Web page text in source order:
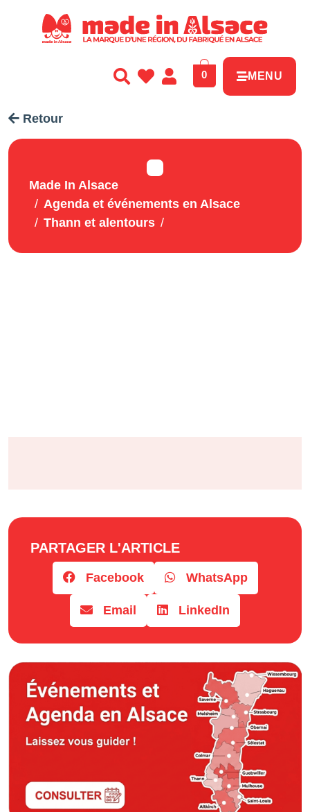
0 MENU
Retour
Made In Alsace
Agenda et événements en Alsace
Thann et alentours
PARTAGER L'ARTICLE
Facebook WhatsApp
Email LinkedIn